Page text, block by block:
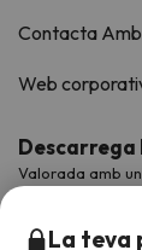
Contacta
Web
Descarrega
Valorada amb
La teva